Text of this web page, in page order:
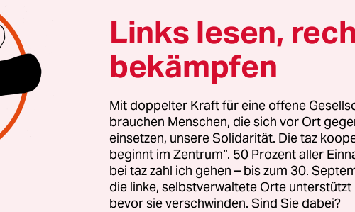
an die Einwohner von Kotzebue gerichtet: „Ich habe
Rest des Landes den Wechsel des Klimas bewusst
ihr erlebt ihn bereits.“ Trotz der Fortschritte bei der
von Treibhausgasen wärme sich die Erde auf. Die
dafür tun, diese Entwicklung zu stoppen. Mehr als
hatten sich für seine Ansprache versammelt.
Links lesen,
bekämpfen
Mit doppelter Kraft für eine offene
brauchen Menschen, die sich vor Ort
einsetzen, unsere Solidarität. Die taz
beginnt im Zentrum“. 50 Prozent aller
bei taz zahl ich gehen – bis zum 30.
die linke, selbstverwaltete Orte
bevor sie verschwinden. Sind Sie dabei?